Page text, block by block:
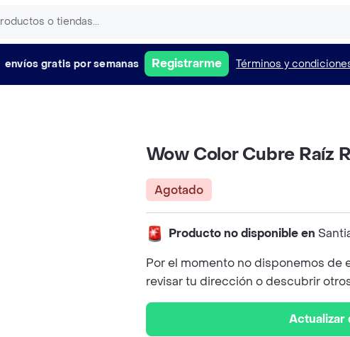
envíos gratis por semanas Registrarme Términos y
Wow Color Cubre Raíz
Agotado
Producto no disponible en
Por el momento no disponemos de
revisar tu dirección o descubrir
Actualizar